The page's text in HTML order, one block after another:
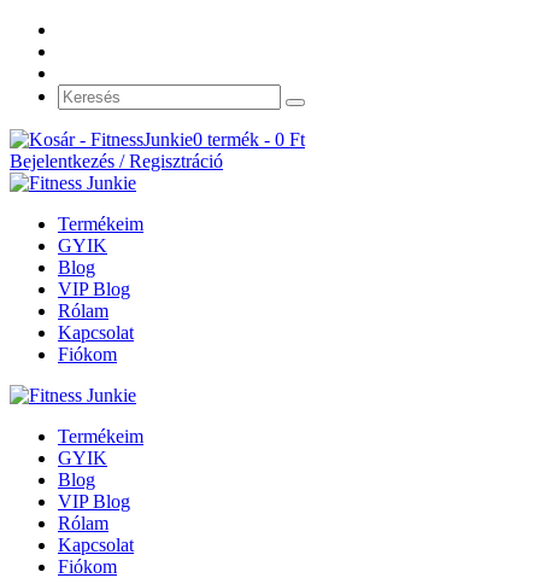
0 termék - 0 Ft
Bejelentkezés / Regisztráció
Termékeim
GYIK
Blog
VIP Blog
Rólam
Kapcsolat
Fiókom
Termékeim
GYIK
Blog
VIP Blog
Rólam
Kapcsolat
Fiókom